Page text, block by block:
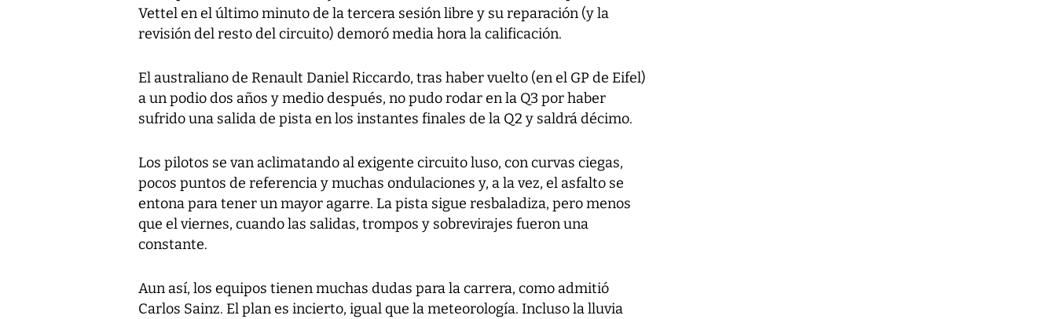
Vettel en el último minuto de la tercera sesión libre y su reparación (y la
revisión del resto del circuito) demoró media hora la calificación.
El australiano de Renault Daniel Riccardo, tras haber vuelto (en el GP de Eifel)
a un podio dos años y medio después, no pudo rodar en la Q3 por haber
sufrido una salida de pista en los instantes finales de la Q2 y saldrá décimo.
Los pilotos se van aclimatando al exigente circuito luso, con curvas ciegas,
pocos puntos de referencia y muchas ondulaciones y, a la vez, el asfalto se
entona para tener un mayor agarre. La pista sigue resbaladiza, pero menos
que el viernes, cuando las salidas, trompos y sobrevirajes fueron una
constante.
Aun así, los equipos tienen muchas dudas para la carrera, como admitió
Carlos Sainz. El plan es incierto, igual que la meteorología. Incluso la lluvia